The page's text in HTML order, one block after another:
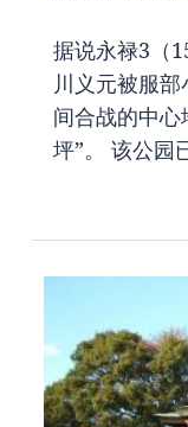
据说永禄3（
川义元被服
间合战的中
坪”。 该公园